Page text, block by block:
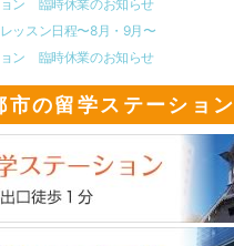
ン 臨時休業のお知らせ
ッスン日程〜8月・9月〜
ン 臨時休業のお知らせ
市の留学ステーション